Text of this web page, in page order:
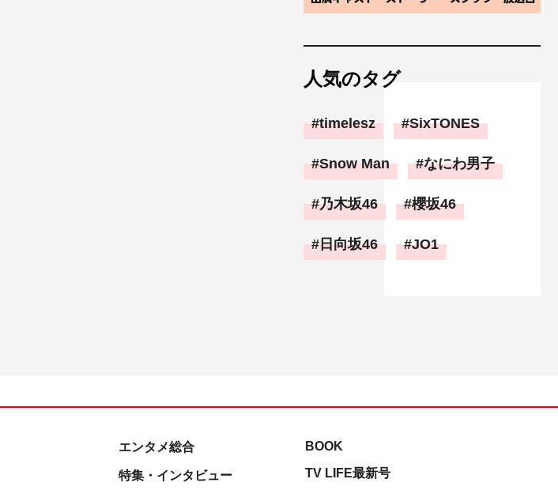
人気のタグ
timelesz SixTONES
Snow Man なにわ男子
乃木坂46 櫻坂46
日向坂46 JO1
エンタメ総合
特集・インタビュー
BOOK
TV LIFE最新号